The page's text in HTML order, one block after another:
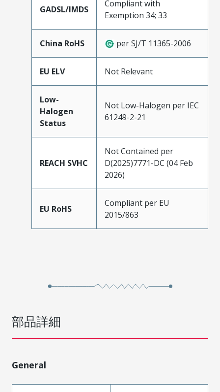
GADSL/IMDS
Compliant with
Exemption 34; 33
China RoHS per SJ/T 11365-2006
EU ELV Not Relevant
Low-
Halogen
Status
Not Low-Halogen per IEC
61249-2-21
REACH SVHC
Not Contained per
D(2025)7771-DC (04 Feb
2026)
EU RoHS
Compliant per EU
2015/863
部品詳細
General